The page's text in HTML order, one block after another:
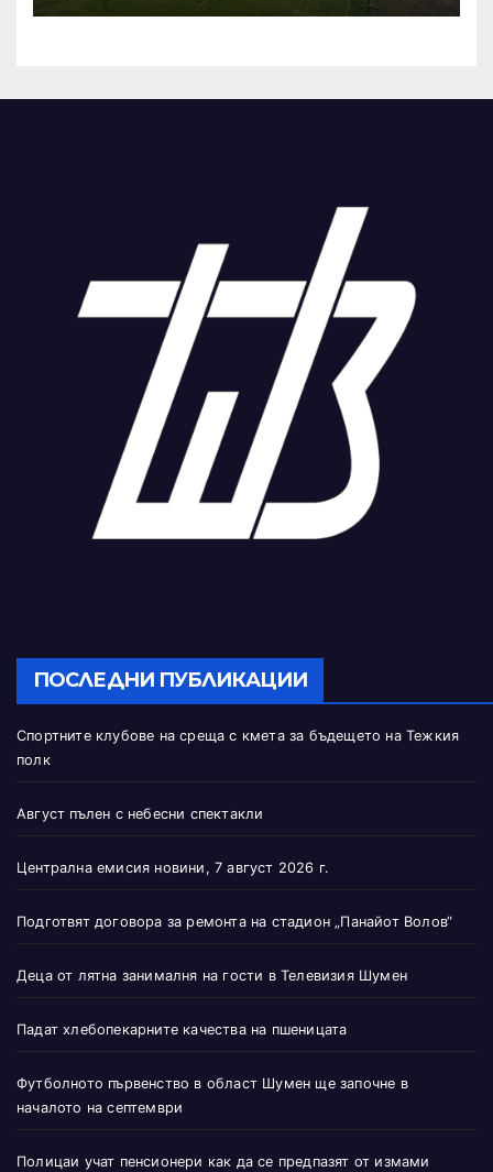
ПОСЛЕДНИ ПУБЛИКАЦИИ
Спортните клубове на среща с кмета за бъдещето на Тежкия
полк
Август пълен с небесни спектакли
Централна емисия новини, 7 август 2026 г.
Подготвят договора за ремонта на стадион „Панайот Волов“
Деца от лятна занималня на гости в Телевизия Шумен
Падат хлебопекарните качества на пшеницата
Футболното първенство в област Шумен ще започне в
началото на септември
Полицаи учат пенсионери как да се предпазят от измами